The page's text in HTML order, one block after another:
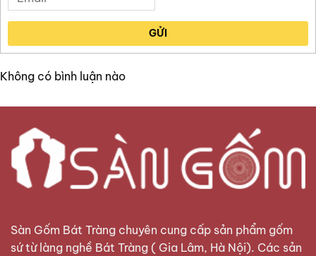
GỬI
Không có bình luận nào
Sàn Gốm Bát Tràng chuyên cung cấp sản phẩm gốm
sứ từ làng nghề Bát Tràng ( Gia Lâm, Hà Nội). Các sản